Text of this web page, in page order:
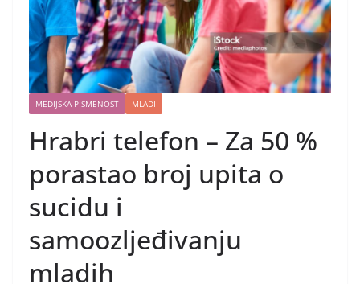
MEDIJSKA PISMENOST MLADI
Hrabri telefon – Za 50 %
porastao broj upita o
sucidu i
samoozljeđivanju
mladih